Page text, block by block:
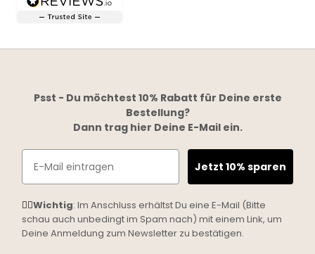
Psst - Du möchtest 10% Rabatt für Deine erste
Bestellung?
Dann trag hier Deine E-Mail ein.
Email
Jetzt 10% sparen
☝🏼Wichtig: Im Anschluss erhältst Du eine E-Mail (Bitte
schau auch unbedingt im Spam nach) mit einem Link, um
Deine Anmeldung zum Newsletter zu bestätigen.